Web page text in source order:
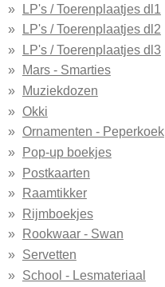
LP's / Toerenplaatjes dl1
LP's / Toerenplaatjes dl2
LP's / Toerenplaatjes dl3
Mars - Smarties
Muziekdozen
Okki
Ornamenten - Peperkoek
Pop-up boekjes
Postkaarten
Raamtikker
Rijmboekjes
Rookwaar - Swan
Servetten
School - Lesmateriaal